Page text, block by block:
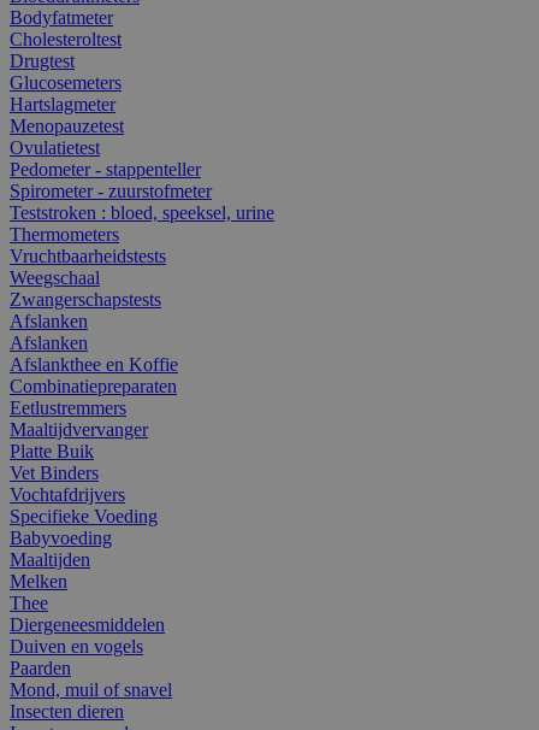
Bodyfatmeter
Cholesteroltest
Drugtest
Glucosemeters
Hartslagmeter
Menopauzetest
Ovulatietest
Pedometer - stappenteller
Spirometer - zuurstofmeter
Teststroken : bloed, speeksel, urine
Thermometers
Vruchtbaarheidstests
Weegschaal
Zwangerschapstests
Afslanken
Afslanken
Afslankthee en Koffie
Combinatiepreparaten
Eetlustremmers
Maaltijdvervanger
Platte Buik
Vet Binders
Vochtafdrijvers
Specifieke Voeding
Babyvoeding
Maaltijden
Melken
Thee
Diergeneesmiddelen
Duiven en vogels
Paarden
Mond, muil of snavel
Insecten dieren